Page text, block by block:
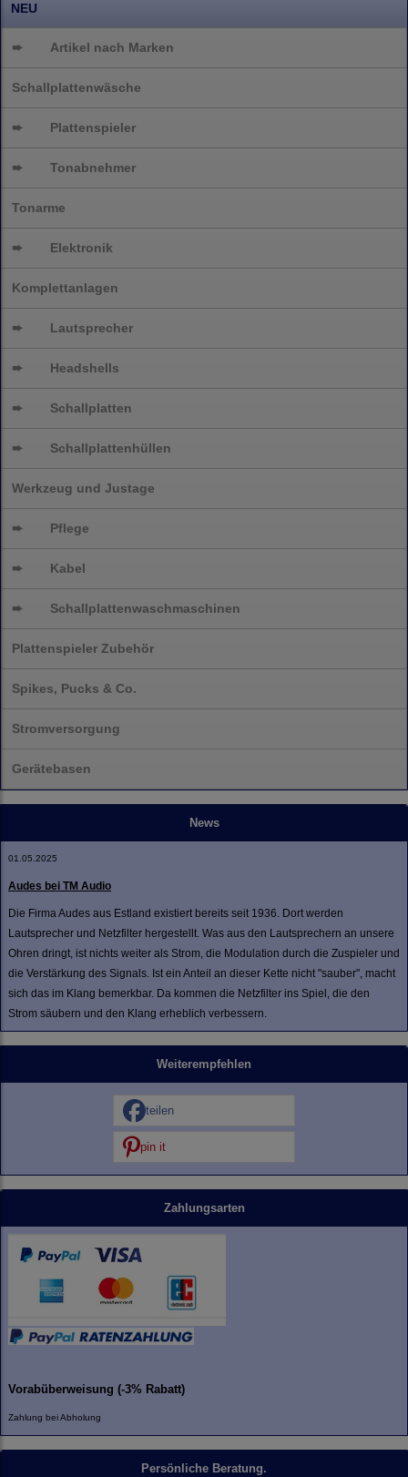
NEU
➨ Artikel nach Marken
Schallplattenwäsche
➨ Plattenspieler
➨ Tonabnehmer
Tonarme
➨ Elektronik
Komplettanlagen
➨ Lautsprecher
➨ Headshells
➨ Schallplatten
➨ Schallplattenhüllen
Werkzeug und Justage
➨ Pflege
➨ Kabel
➨ Schallplattenwaschmaschinen
Plattenspieler Zubehör
Spikes, Pucks & Co.
Stromversorgung
Gerätebasen
News
01.05.2025
Audes bei TM Audio
Die Firma Audes aus Estland existiert bereits seit 1936. Dort werden
Lautsprecher und Netzfilter hergestellt. Was aus den Lautsprechern an unsere
Ohren dringt, ist nichts weiter als Strom, die Modulation durch die Zuspieler und
die Verstärkung des Signals. Ist ein Anteil an dieser Kette nicht "sauber", macht
sich das im Klang bemerkbar. Da kommen die Netzfilter ins Spiel, die den
Strom säubern und den Klang erheblich verbessern.
Weiterempfehlen
teilen
pin it
Zahlungsarten
Vorabüberweisung (-3% Rabatt)
Zahlung bei Abholung
Persönliche Beratung.